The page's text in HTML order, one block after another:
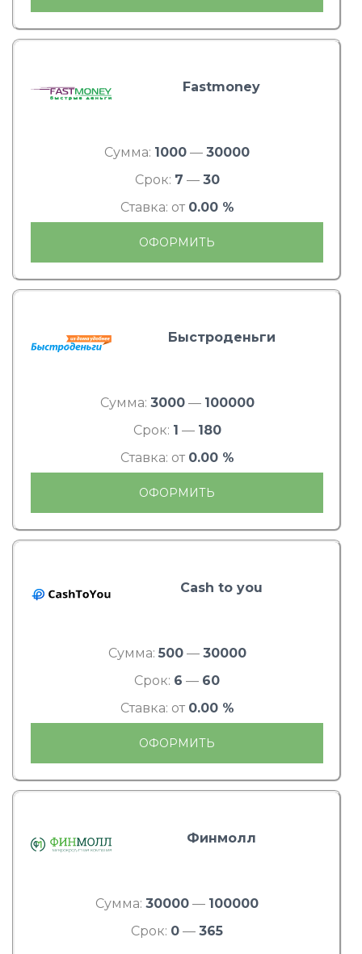
Fastmoney
Сумма: 1000 — 30000
Срок: 7 — 30
Ставка: от 0.00 %
ОФОРМИТЬ
Быстроденьги
Сумма: 3000— 100000
Срок: 1 — 180
Ставка: от 0.00 %
ОФОРМИТЬ
Cash to you
Сумма: 500— 30000
Срок: 6 — 60
Ставка: от 0.00 %
ОФОРМИТЬ
Финмолл
Сумма: 30000 — 100000
Срок: 0 — 365